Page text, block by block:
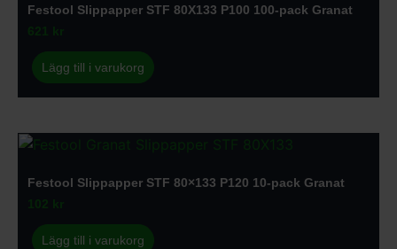
Festool Slippapper STF 80X133 P100 100-pack Granat
621 kr
Lägg till i varukorg
Festool Slippapper STF 80×133 P120 10-pack Granat
102 kr
Lägg till i varukorg